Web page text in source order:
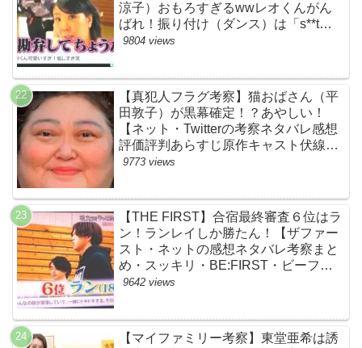
涼子）おもろすぎるwwレオくんがん
ばれ！振り付け（ダンス）は「s**t
kingz」のOguri・Kazuki！豪華！【ネ
BE:FIRST・ビーファースト】
9804 views
【真犯人フラグ考察】猫おばさん（平
田敦子）が黒幕確定！？あやしい！
【ネット・Twitterの考察ネタバレ感想
評価評判あらすじ原作キャスト伏線ま
とめ】
9773 views
【THE FIRST】合宿最終審査６位はラ
ン！ランレイしか勝たん！【ザファー
スト・ネットの感想ネタバレ考察まと
め・スッキリ・BE:FIRST・ビーファ
ースト】
9642 views
【マイファミリー考察】東堂亜希は誘